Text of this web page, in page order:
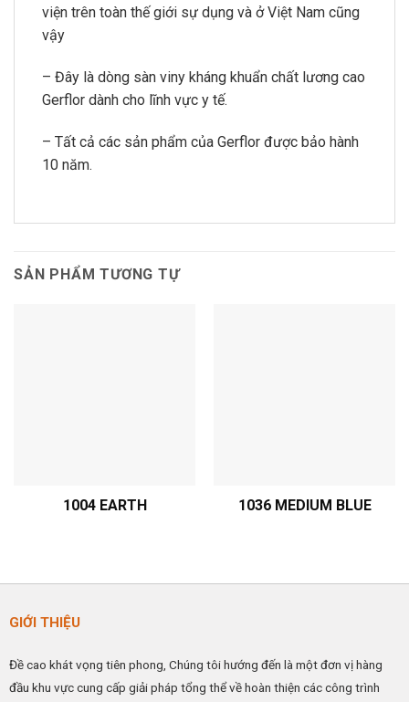
viện trên toàn thế giới sự dụng và ở Việt Nam cũng
vậy
– Đây là dòng sàn viny kháng khuẩn chất lương cao
Gerflor dành cho lĩnh vực y tế.
– Tất cả các sản phẩm của Gerflor được bảo hành
10 năm.
SẢN PHẨM TƯƠNG TỰ
1004 EARTH 1036 MEDIUM BLUE
GIỚI THIỆU
Đề cao khát vọng tiên phong, Chúng tôi hướng đến là một đơn vị hàng
đầu khu vực cung cấp giải pháp tổng thể về hoàn thiện các công trình